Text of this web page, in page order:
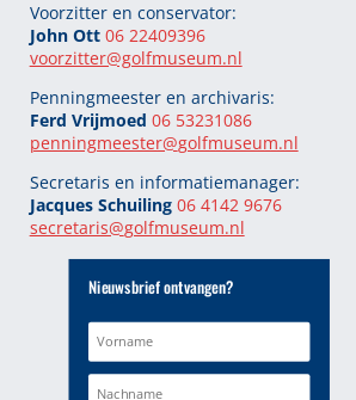
Voorzitter en conservator:
John Ott 06 22409396
voorzitter@golfmuseum.nl
Penningmeester en archivaris:
Ferd Vrijmoed 06 53231086
penningmeester@golfmuseum.nl
Secretaris en informatiemanager:
Jacques Schuiling 06 4142 9676
secretaris@golfmuseum.nl
Nieuwsbrief ontvangen?